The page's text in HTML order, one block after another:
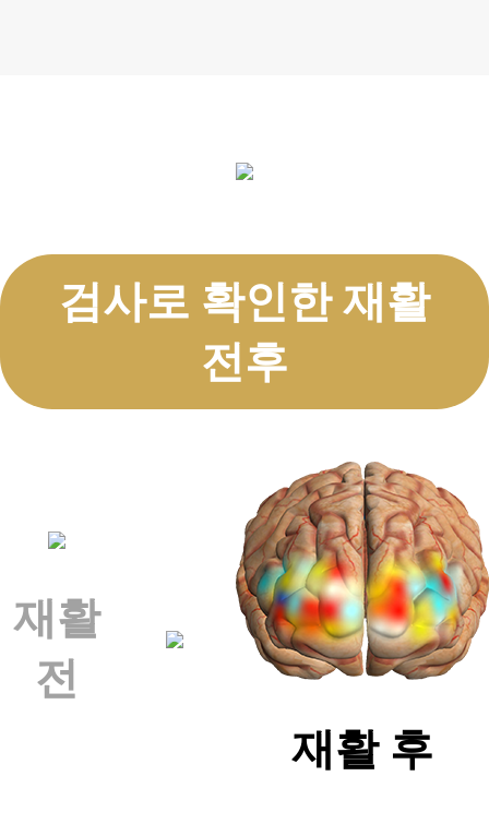
검사로 확인한 재활
전후
재활
전
재활 후